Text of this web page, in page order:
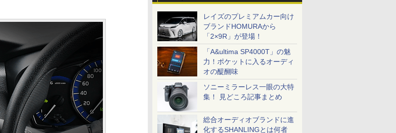
レイズのプレミアムカー向け
ブランドHOMURAから
「2×9R」が登場！
「A&ultima SP4000T」の魅
力！ポケットに入るオーディ
オの醍醐味
ソニーミラーレス一眼の大特
集！ 見どころ記事まとめ
総合オーディオブランドに進
化するSHANLINGとは何者